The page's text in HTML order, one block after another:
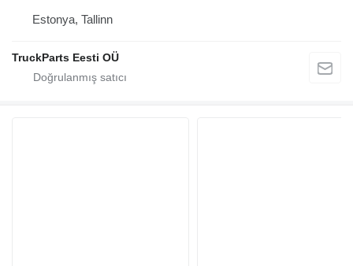
Estonya, Tallinn
TruckParts Eesti OÜ